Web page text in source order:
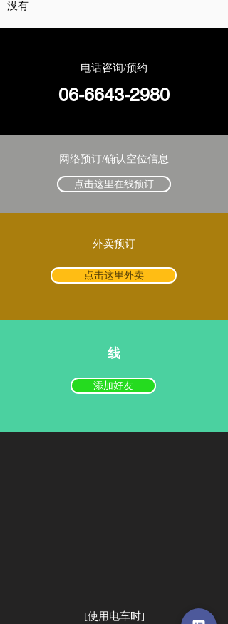
没有
[使用电车时]
电话咨询/预约
06-6643-2980
网络预订/确认空位信息
点击这里在线预订
外卖预订
点击这里外卖
线
添加好友